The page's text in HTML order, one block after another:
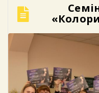
орнаменти,
унікальні